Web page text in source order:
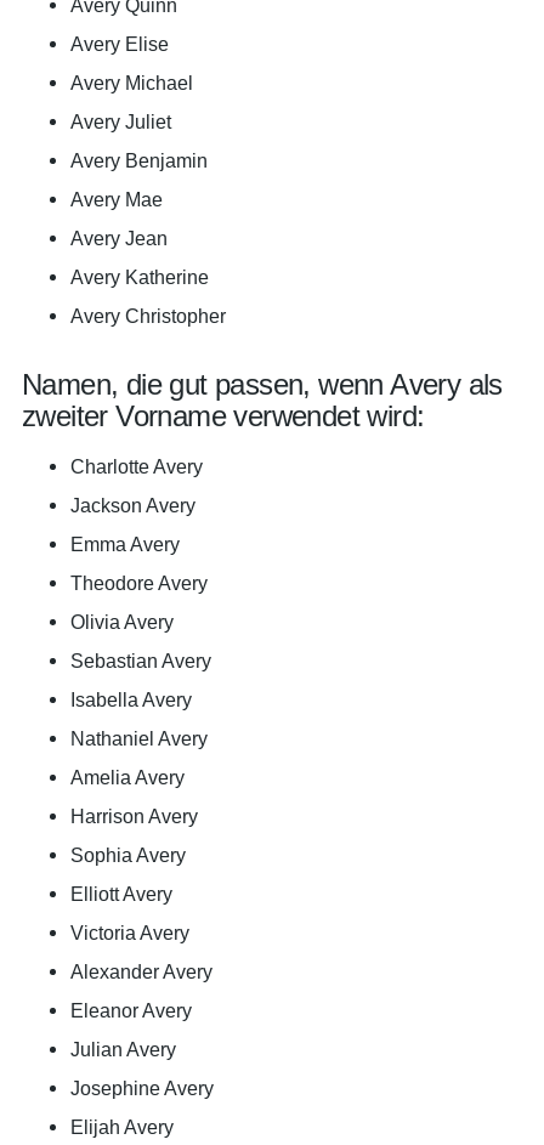
Avery Quinn
Avery Elise
Avery Michael
Avery Juliet
Avery Benjamin
Avery Mae
Avery Jean
Avery Katherine
Avery Christopher
Namen, die gut passen, wenn Avery als
zweiter Vorname verwendet wird:
Charlotte Avery
Jackson Avery
Emma Avery
Theodore Avery
Olivia Avery
Sebastian Avery
Isabella Avery
Nathaniel Avery
Amelia Avery
Harrison Avery
Sophia Avery
Elliott Avery
Victoria Avery
Alexander Avery
Eleanor Avery
Julian Avery
Josephine Avery
Elijah Avery